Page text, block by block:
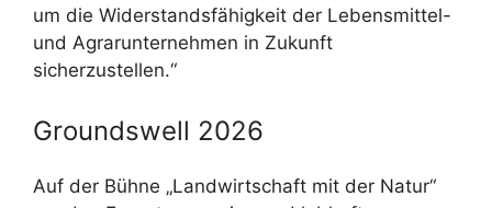
um die Widerstandsfähigkeit der Lebensmittel-
und Agrarunternehmen in Zukunft
sicherzustellen.“
Groundswell 2026
Auf der Bühne „Landwirtschaft mit der Natur“